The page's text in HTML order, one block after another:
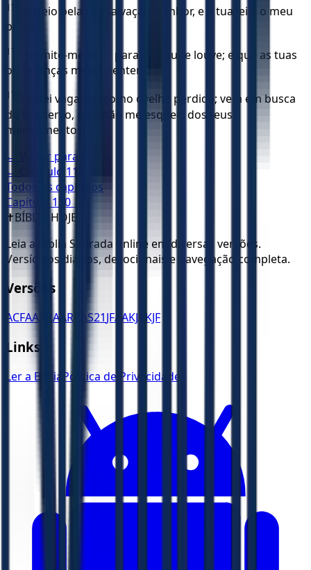
174
Anseio pela tua salvação, Senhor, e a tua lei é o meu
prazer.
175
Permite-me viver para que eu te louve; e que as tuas
ordenanças me sustentem.
176
Andei vagando como ovelha perdida; vem em busca
do teu servo, pois não me esqueci dos teus
mandamentos.
← Voltar para
← Capítulo 118
Todos os capítulos
Capítulo120
✝️BÍBLIA HOJE
Leia a Bíblia Sagrada online em diversas versões.
Versículos diários, devocionais e navegação completa.
Versões
ACFAA ARA ARC AS21JFAAKJA KJF
Links
Ler a Bíblia Política de Privacidade